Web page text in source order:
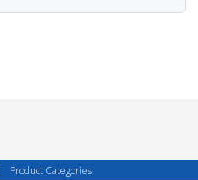
Product Categories